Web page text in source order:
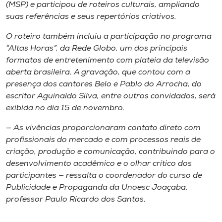
(MSP) e participou de roteiros culturais, ampliando
suas referências e seus repertórios criativos.
O roteiro também incluiu a participação no programa
“Altas Horas”, da Rede Globo, um dos principais
formatos de entretenimento com plateia da televisão
aberta brasileira. A gravação, que contou com a
presença dos cantores Belo e Pablo do Arrocha, do
escritor Aguinaldo Silva, entre outros convidados, será
exibida no dia 15 de novembro.
— As vivências proporcionaram contato direto com
profissionais do mercado e com processos reais de
criação, produção e comunicação, contribuindo para o
desenvolvimento acadêmico e o olhar crítico dos
participantes — ressalta o coordenador do curso de
Publicidade e Propaganda da Unoesc Joaçaba,
professor Paulo Ricardo dos Santos.